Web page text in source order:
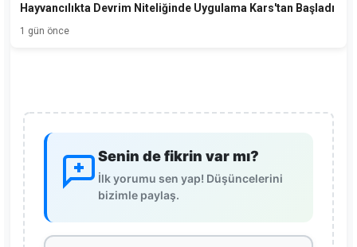
Hayvancılıkta Devrim Niteliğinde Uygulama Kars'tan Başladı
1 gün önce
Senin de fikrin var mı?
İlk yorumu sen yap! Düşüncelerini
bizimle paylaş.